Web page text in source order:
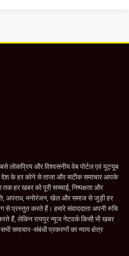
लोकप्रिय और विश्वसनीय वेब पोर्टल एवं यूट्यूब
के हर कोने से ताजा और सटीक समाचार आपके
हर खबर को पूरी सच्चाई, निष्पक्षता और
अपराध, मनोरंजन, खेल और समाज से जुड़ी हर
से प्रस्तुत करते हैं। हमारे संवाददाता अपनी रुचि
हैं, लेकिन रायपुर न्यूज नेटवर्क किसी भी खबर
समाचार-संबंधी प्रकरणों का न्याय क्षेत्र